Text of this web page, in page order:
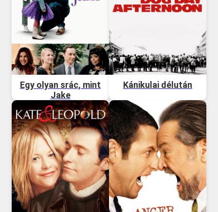
Egy olyan srác, mint
Jake
Kánikulai délután